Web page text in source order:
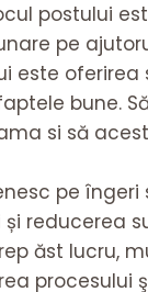
postului
pe
este
bune.
si să
pe
reducerea
ăst lucru,
procesului